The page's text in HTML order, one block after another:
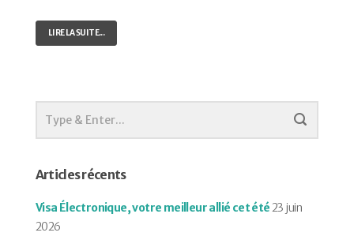
LIRE LA SUITE...
Articles récents
Visa Électronique, votre meilleur allié cet été23 juin
2026